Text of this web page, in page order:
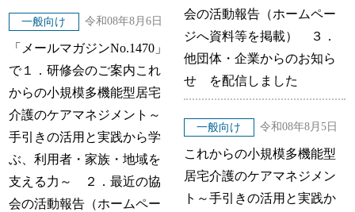
一般向け 令和08年8月6日
「メールマガジンNo.1470」
で１．研修会のご案内これ
からの小規模多機能型居宅
介護のケアマネジメント～
手引きの活用と実践から学
ぶ、利用者・家族・地域を
支える力～ ２．最近の協
会の活動報告（ホームペー
会の活動報告（ホームペー
ジへ資料等を掲載） ３．
他団体・企業からのお知ら
せ を配信しました
一般向け 令和08年8月5日
これからの小規模多機能型
居宅介護のケアマネジメン
ト～手引きの活用と実践か